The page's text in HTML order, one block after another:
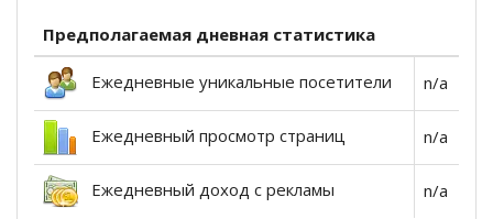
Предполагаемая дневная статистика
Ежедневные уникальные посетители n/a
Ежедневный просмотр страниц n/a
Ежедневный доход с рекламы n/a